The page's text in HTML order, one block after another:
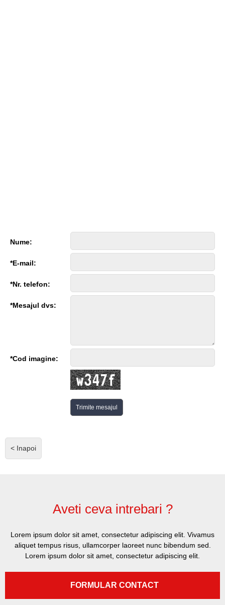
Nume:
*E-mail:
*Nr. telefon:
*Mesajul dvs:
*Cod imagine:
< Inapoi
Aveti ceva intrebari ?
Lorem ipsum dolor sit amet, consectetur adipiscing elit. Vivamus
aliquet tempus risus, ullamcorper laoreet nunc bibendum sed.
Lorem ipsum dolor sit amet, consectetur adipiscing elit.
FORMULAR CONTACT